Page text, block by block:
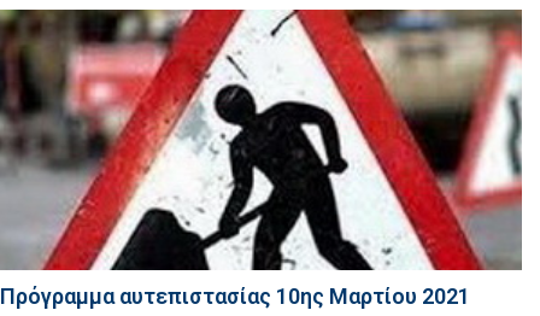
Πρόγραμμα αυτεπιστασίας 10ης Μαρτίου 2021